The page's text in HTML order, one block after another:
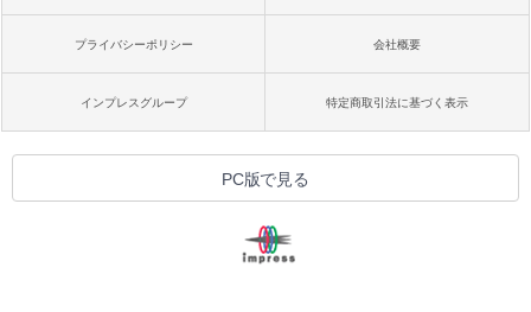
プライバシーポリシー 会社概要
インプレスグループ 特定商取引法に基づく表示
PC版で見る